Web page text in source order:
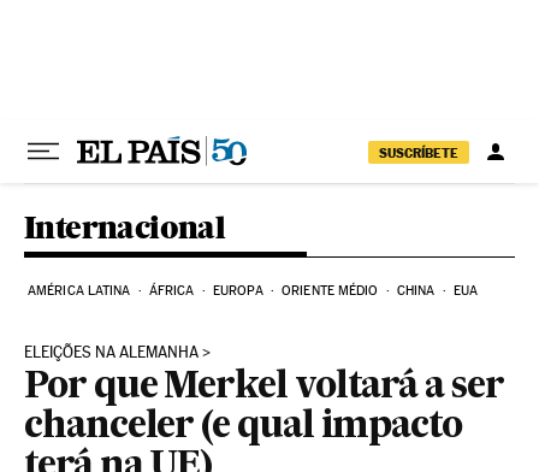
SUSCRÍBETE
Internacional
AMÉRICA LATINA ÁFRICA EUROPA ORIENTE MÉDIO CHINA EUA
ELEIÇÕES NA ALEMANHA
Por que Merkel voltará a ser
chanceler (e qual impacto